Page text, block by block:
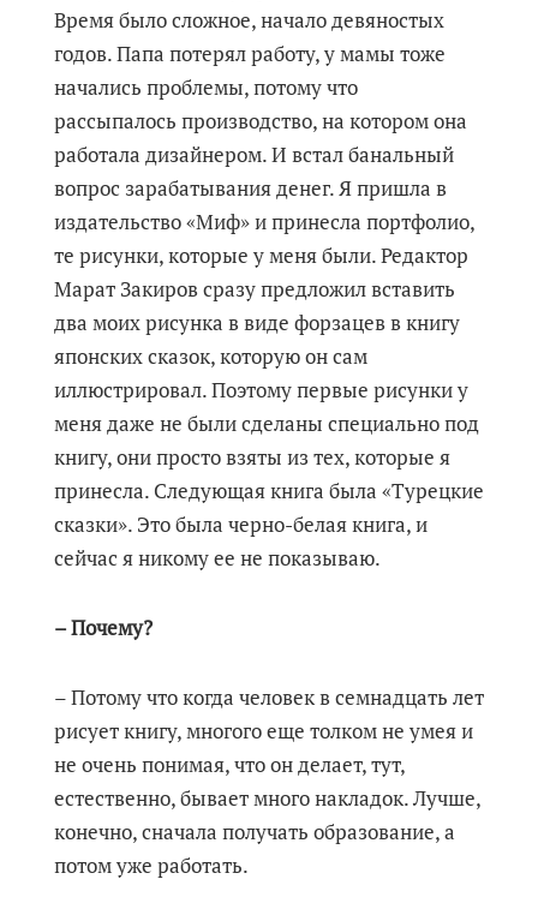
Время было сложное, начало девяностых
годов. Папа потерял работу, у мамы тоже
начались проблемы, потому что
рассыпалось производство, на котором она
работала дизайнером. И встал банальный
вопрос зарабатывания денег. Я пришла в
издательство «Миф» и принесла портфолио,
те рисунки, которые у меня были. Редактор
Марат Закиров сразу предложил вставить
два моих рисунка в виде форзацев в книгу
японских сказок, которую он сам
иллюстрировал. Поэтому первые рисунки у
меня даже не были сделаны специально под
книгу, они просто взяты из тех, которые я
принесла. Следующая книга была «Турецкие
сказки». Это была черно-белая книга, и
сейчас я никому ее не показываю.
– Почему?
– Потому что когда человек в семнадцать лет
рисует книгу, многого еще толком не умея и
не очень понимая, что он делает, тут,
естественно, бывает много накладок. Лучше,
конечно, сначала получать образование, а
потом уже работать.